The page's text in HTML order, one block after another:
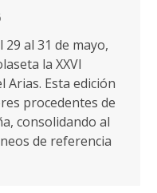
29 al 31 de mayo,
la XXVI
Arias. Esta edición
procedentes de
consolidando al
de referencia